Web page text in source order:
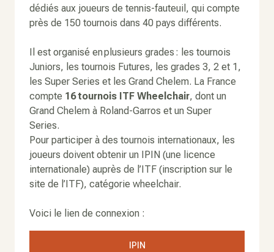
dédiés aux joueurs de tennis-fauteuil, qui compte
près de 150 tournois dans 40 pays différents.
Il est organisé en plusieurs grades : les tournois
Juniors, les tournois Futures, les grades 3, 2 et 1,
les Super Series et les Grand Chelem. La France
compte 16 tournois ITF Wheelchair, dont un
Grand Chelem à Roland-Garros et un Super
Series.
Pour participer à des tournois internationaux, les
joueurs doivent obtenir un IPIN (une licence
internationale) auprès de l’ITF (inscription sur le
site de l’ITF), catégorie wheelchair.
Voici le lien de connexion :
IPIN